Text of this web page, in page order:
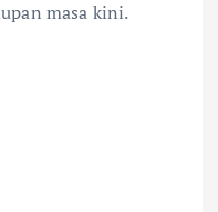
masa kini.